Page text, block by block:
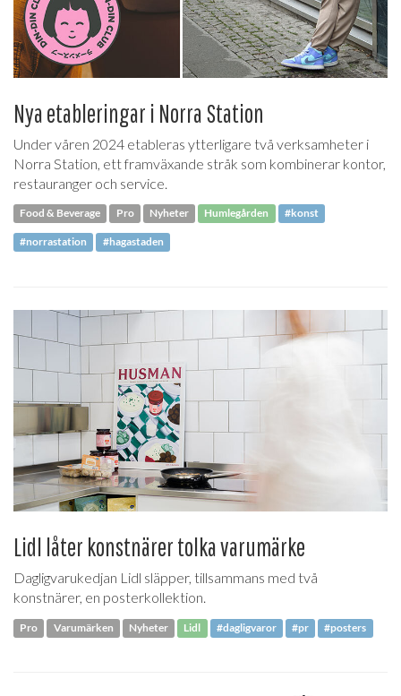
Nya etableringar i Norra Station
Under våren 2024 etableras ytterligare två verksamheter i
Norra Station, ett framväxande stråk som kombinerar kontor,
restauranger och service.
Food & Beverage Pro Nyheter Humlegården #konst
#norrastation #hagastaden
Lidl låter konstnärer tolka varumärke
Dagligvarukedjan Lidl släpper, tillsammans med två
konstnärer, en posterkollektion.
Pro Varumärken Nyheter Lidl #dagligvaror #pr #posters